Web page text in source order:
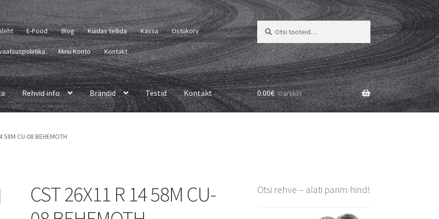
E-Pood Blog Kuidas tellida Kassa Ostukorv
Minu Konto Kontakt
Otsi:
Otsi
Rehvid info Brändid Testid Kontakt 0.00€ 0 artiklit
58M CU-08 BEHEMOTH
CST 26X11 R 14 58M CU-
Otsi rehve – alati parim hind!